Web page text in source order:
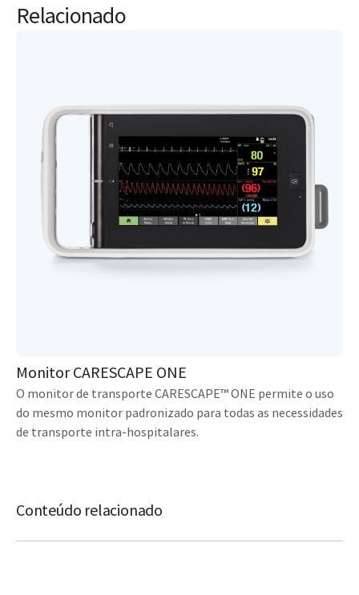
Relacionado
Monitor CARESCAPE ONE
O monitor de transporte CARESCAPE™ ONE permite o uso
do mesmo monitor padronizado para todas as necessidades
de transporte intra-hospitalares.
Conteúdo relacionado